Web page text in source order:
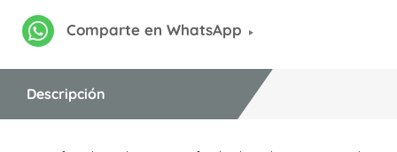
Comparte en WhatsApp
Descripción